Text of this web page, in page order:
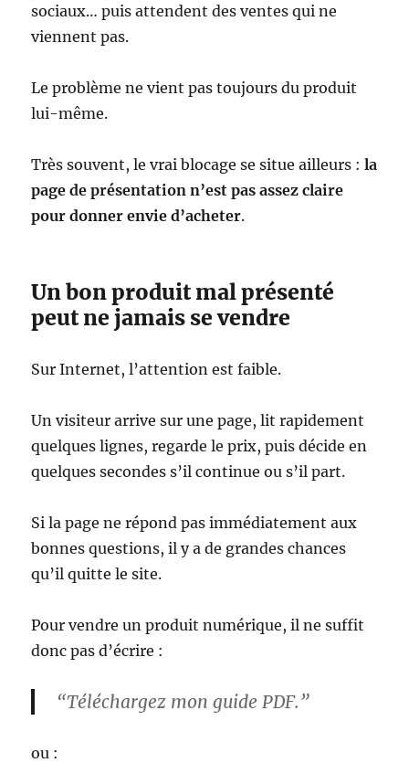
sociaux… puis attendent des ventes qui ne
viennent pas.
Le problème ne vient pas toujours du produit
lui-même.
Très souvent, le vrai blocage se situe ailleurs :la
page de présentation n’est pas assez claire
pour donner envie d’acheter.
Un bon produit mal présenté
peut ne jamais se vendre
Sur Internet, l’attention est faible.
Un visiteur arrive sur une page, lit rapidement
quelques lignes, regarde le prix, puis décide en
quelques secondes s’il continue ou s’il part.
Si la page ne répond pas immédiatement aux
bonnes questions, il y a de grandes chances
qu’il quitte le site.
Pour vendre un produit numérique, il ne suffit
donc pas d’écrire :
“Téléchargez mon guide PDF.”
ou :